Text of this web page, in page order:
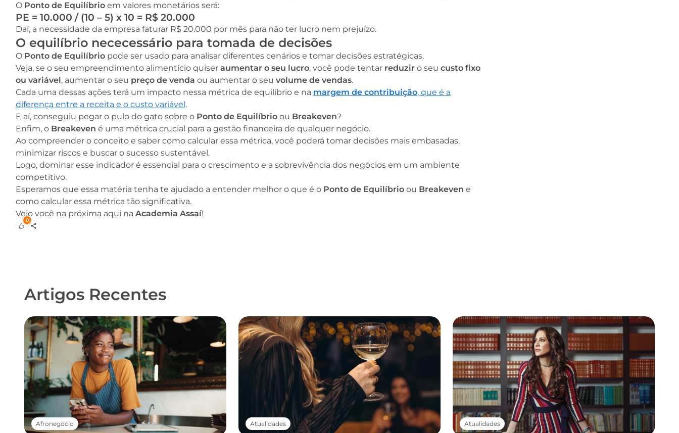
O Ponto de Equilíbrio em valores monetários será:
PE = 10.000 / (10 – 5) x 10 = R$ 20.000
Daí, a necessidade da empresa faturar R$ 20.000 por mês para não ter lucro nem prejuízo.
O equilíbrio nececessário para tomada de decisões
O Ponto de Equilíbrio pode ser usado para analisar diferentes cenários e tomar decisões estratégicas.
Veja, se o seu empreendimento alimentício quiser aumentar o seu lucro, você pode tentar reduzir o seu custo fixo
ou variável , aumentar o seu preço de venda ou aumentar o seu volume de vendas.
Cada uma dessas ações terá um impacto nessa métrica de equilíbrio e na margem de contribuição, que é a
diferença entre a receita e o custo variável .
E aí, conseguiu pegar o pulo do gato sobre o Ponto de Equilíbrio ou Breakeven?
Enfim, o Breakeven é uma métrica crucial para a gestão financeira de qualquer negócio.
Ao compreender o conceito e saber como calcular essa métrica, você poderá tomar decisões mais embasadas,
minimizar riscos e buscar o sucesso sustentável.
Logo, dominar esse indicador é essencial para o crescimento e a sobrevivência dos negócios em um ambiente
competitivo.
Esperamos que essa matéria tenha te ajudado a entender melhor o que é o Ponto de Equilíbrio ou Breakeven e
como calcular essa métrica tão significativa.
Vejo você na próxima aqui na Academia Assaí!
0
Artigos Recentes
Afronegócio Atualidades Atualidades